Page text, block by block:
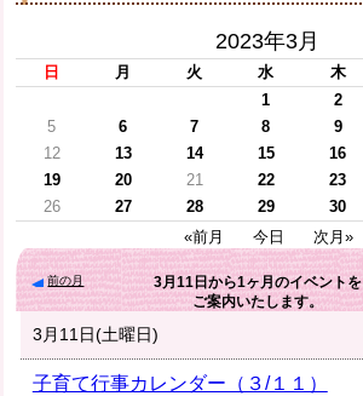
2023年3月
日 月 火 水 木
1
2
5
6 7 8 9
12
13 14 15 16
19
20 21 22 23
26
27 28 29 30
«前月
今日 次月»
前の月 3月11日 から1ヶ月のイベントを
ご案内いたします。
3月11日(土曜日)
子育て行事カレンダー（３/１１）